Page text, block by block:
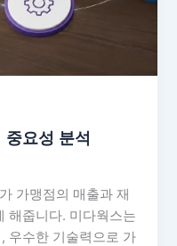
중요성 분석
가맹점의 매출과 재
해줍니다. 미다웍스는
우수한 기술력으로 가